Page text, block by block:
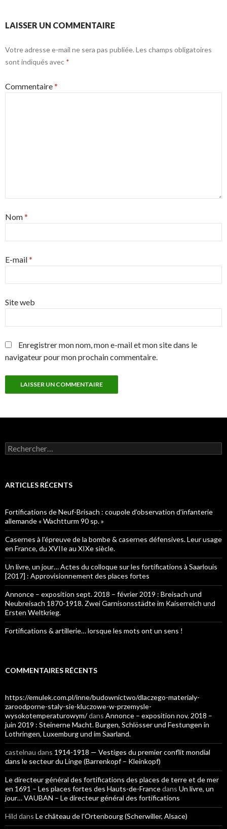
LAISSER UN COMMENTAIRE
Votre adresse e-mail ne sera pas publiée. Les champs obligatoires
sont indiqués avec *
Commentaire*
Nom*
E-mail*
Site web
Enregistrer mon nom, mon e-mail et mon site dans le
navigateur pour mon prochain commentaire.
Rechercher :
ARTICLES RÉCENTS
Fortifications de Neuf-Brisach : coupole d’observation d’infanterie
allemande « Wachtturm 90 sp. »
Casernes à l’épreuve de la bombe & casernes défensives. Leur usage
en France, du XVIIe au XIXe siècle.
Un livre, un jour… Actes du colloque sur les fortifications à Saarlouis
[2017] : Approvisionnement des places fortes
Annonce – exposition sept. 2018 – février 2019 : Breisach und
Neubreisach 1870-1918. Zwei Garnisonsstädte im Kaiserreich und
Ersten Weltkrieg.
Fortifications & artillerie… lorsque les mots ont un sens !
COMMENTAIRES RÉCENTS
https://emulek.com.pl/inne/budownictwo/dlaczego-materialy-
zaroodporne-staly-sie-kluczowe-w-przemysle-
wysokotemperaturowym/dans Annonce – exposition nov. 2018 –
juin 2019 : Steinerne Macht. Burgen, Schlösser und Festungen in
Lothringen, Luxemburg und im Saarland.
castelnau dans 1914-1918 — Vestiges du premier conflit mondial
dans le secteur du Linge (Barrenkopf – Kleinkopf)
Le directeur général des fortifications des places de terre et de mer
en 1691 – Les places fortes des Hauts-de-Francedans Un livre, un
jour… VAUBAN – Le directeur général des fortifications
Hild dans Le château de l’Ortenbourg (Scherwiller, Alsace)